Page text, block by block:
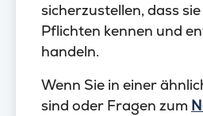
sicherzustellen, dass
Pflichten kennen und
handeln.
Wenn Sie in einer
sind oder Fragen zum